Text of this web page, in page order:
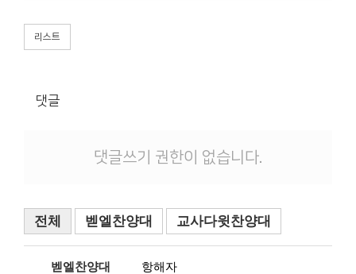
리스트
댓글
댓글쓰기 권한이 없습니다.
전체 벧엘찬양대 교사다윗찬양대
벧엘찬양대 항해자